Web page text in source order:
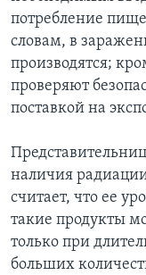
потребление
словам, в
производятся;
проверяют
поставкой на
наличия
считает, что ее
такие продукты
только при
больших